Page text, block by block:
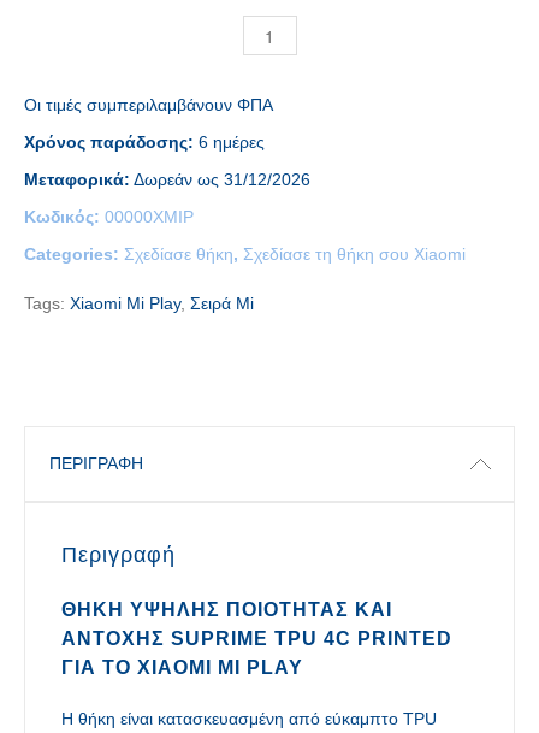
Οι τιμές συμπεριλαμβάνουν ΦΠΑ
Χρόνος παράδοσης: 6 ημέρες
Μεταφορικά: Δωρεάν ως 31/12/2026
Κωδικός: 00000XMIP
Categories: Σχεδίασε θήκη, Σχεδίασε τη θήκη σου Xiaomi
Tags: Xiaomi Mi Play, Σειρά Mi
ΠΕΡΙΓΡΑΦΉ
Περιγραφή
ΘΉΚΗ ΥΨΗΛΉΣ ΠΟΙΌΤΗΤΑΣ ΚΑΙ
ΑΝΤΟΧΉΣ SUPRIME TPU 4C PRINTED
ΓΙΑ ΤΟ XIAOMI MI PLAY
Η θήκη είναι κατασκευασμένη από εύκαμπτο TPU